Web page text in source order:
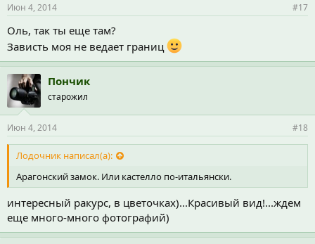
Июн 4, 2014 #17
Оль, так ты еще там?
Зависть моя не ведает границ
Пончик
старожил
Июн 4, 2014 #18
Лодочник написал(а):
Арагонский замок. Или кастелло по-итальянски.
интересный ракурс, в цветочках)...Красивый вид!...ждем
еще много-много фотографий)